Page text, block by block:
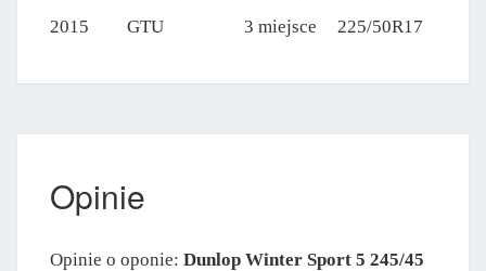
2015
GTU 3 miejsce 225/50R17
Opinie
Opinie o oponie: Dunlop Winter Sport 5 245/45